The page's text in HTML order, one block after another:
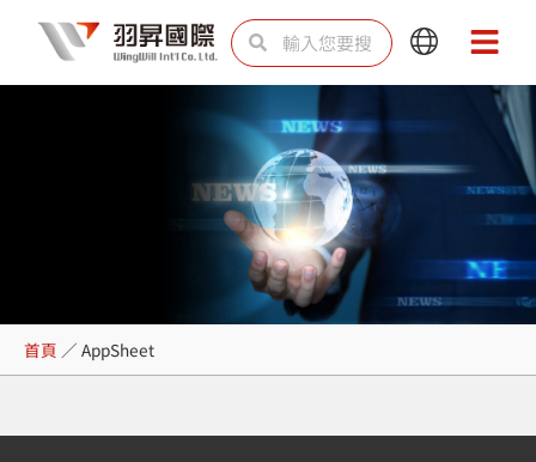
主
搜
尋 尋
Main
Menu
Main
Menu
AppSheet
首頁 ／ AppSheet